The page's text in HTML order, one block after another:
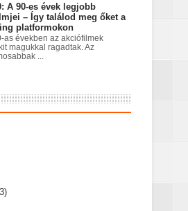
A 90-es évek legjobb
– Így találod meg őket a
platformokon
as években az akciófilmek
magukkal ragadtak. Az
...